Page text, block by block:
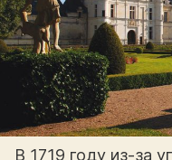
В 1719 году из-за